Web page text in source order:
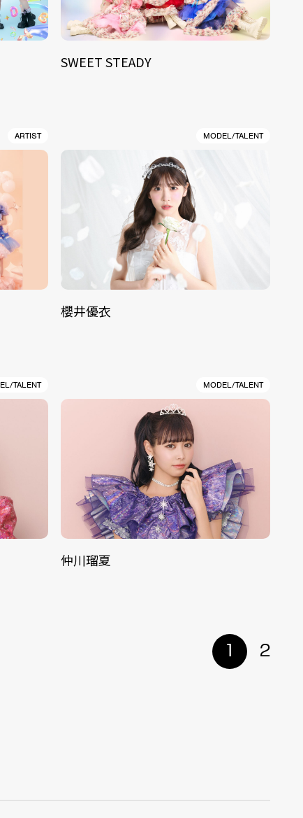
SWEET STEADY
ARTIST MODEL/TALENT
櫻井優衣
TALENT MODEL/TALENT
仲川瑠夏
1 2